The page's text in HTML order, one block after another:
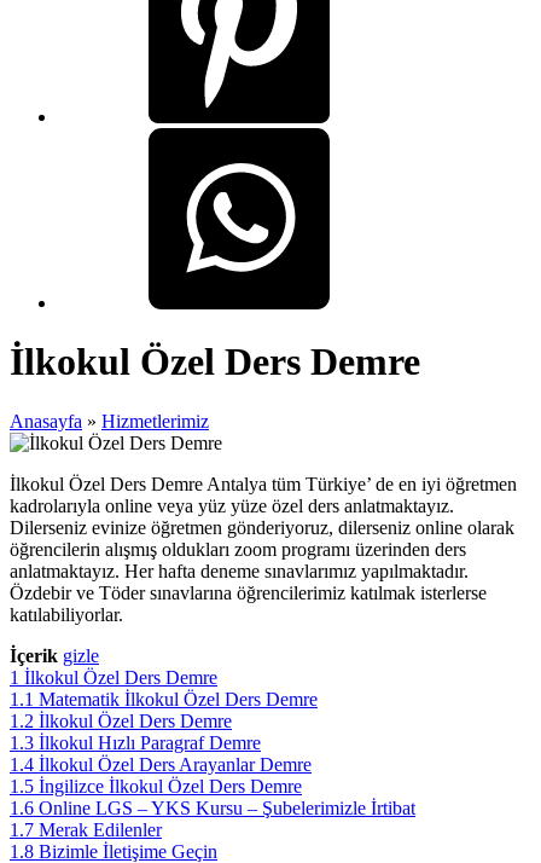
İlkokul Özel Ders Demre
Anasayfa » Hizmetlerimiz
İlkokul Özel Ders Demre Antalya tüm Türkiye’ de en iyi öğretmen
kadrolarıyla online veya yüz yüze özel ders anlatmaktayız.
Dilerseniz evinize öğretmen gönderiyoruz, dilerseniz online olarak
öğrencilerin alışmış oldukları zoom programı üzerinden ders
anlatmaktayız. Her hafta deneme sınavlarımız yapılmaktadır.
Özdebir ve Töder sınavlarına öğrencilerimiz katılmak isterlerse
katılabiliyorlar.
İçerik gizle
1 İlkokul Özel Ders Demre
1.1 Matematik İlkokul Özel Ders Demre
1.2 İlkokul Özel Ders Demre
1.3 İlkokul Hızlı Paragraf Demre
1.4 İlkokul Özel Ders Arayanlar Demre
1.5 İngilizce İlkokul Özel Ders Demre
1.6 Online LGS – YKS Kursu – Şubelerimizle İrtibat
1.7 Merak Edilenler
1.8 Bizimle İletişime Geçin